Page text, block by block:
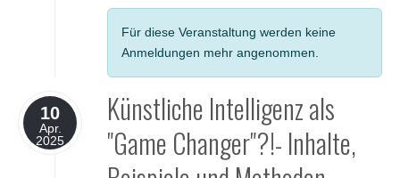
Für diese Veranstaltung werden keine
Anmeldungen mehr angenommen.
10
Apr.
2025
Künstliche Intelligenz als
"Game Changer"?!- Inhalte,